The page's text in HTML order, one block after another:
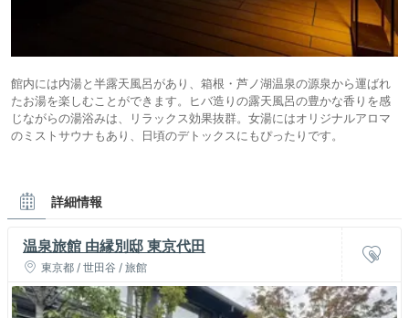
館内には内湯と半露天風呂があり、箱根・芦ノ湖温泉の源泉から運ばれ
たお湯を楽しむことができます。ヒバ造りの露天風呂の豊かな香りを感
じながらの湯浴みは、リラックス効果抜群。女湯にはオリジナルアロマ
のミストサウナもあり、日頃のデトックスにもぴったりです。
詳細情報
温泉旅館 由縁別邸 東京代田
東京都 / 世田谷 / 旅館